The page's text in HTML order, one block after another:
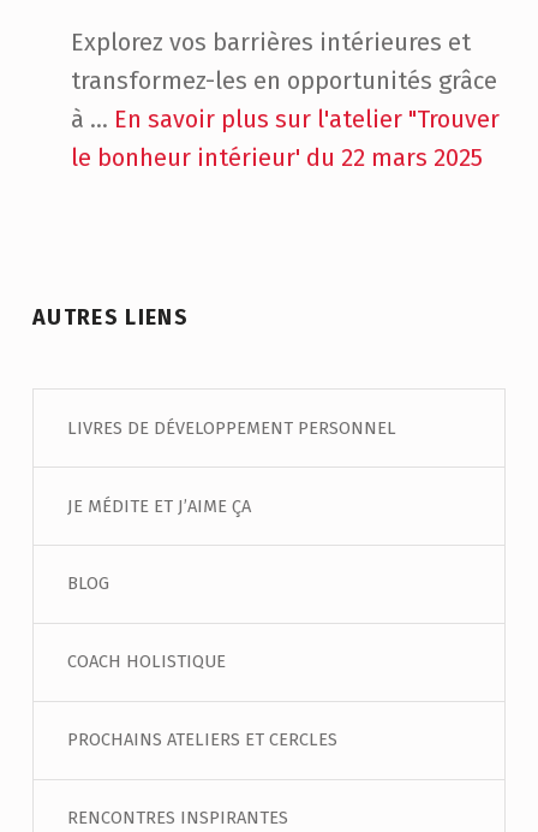
Explorez vos barrières intérieures et
transformez-les en opportunités grâce
à ... En savoir plus sur l'atelier "Trouver
le bonheur intérieur' du 22 mars 2025
AUTRES LIENS
LIVRES DE DÉVELOPPEMENT PERSONNEL
JE MÉDITE ET J’AIME ÇA
BLOG
COACH HOLISTIQUE
PROCHAINS ATELIERS ET CERCLES
RENCONTRES INSPIRANTES